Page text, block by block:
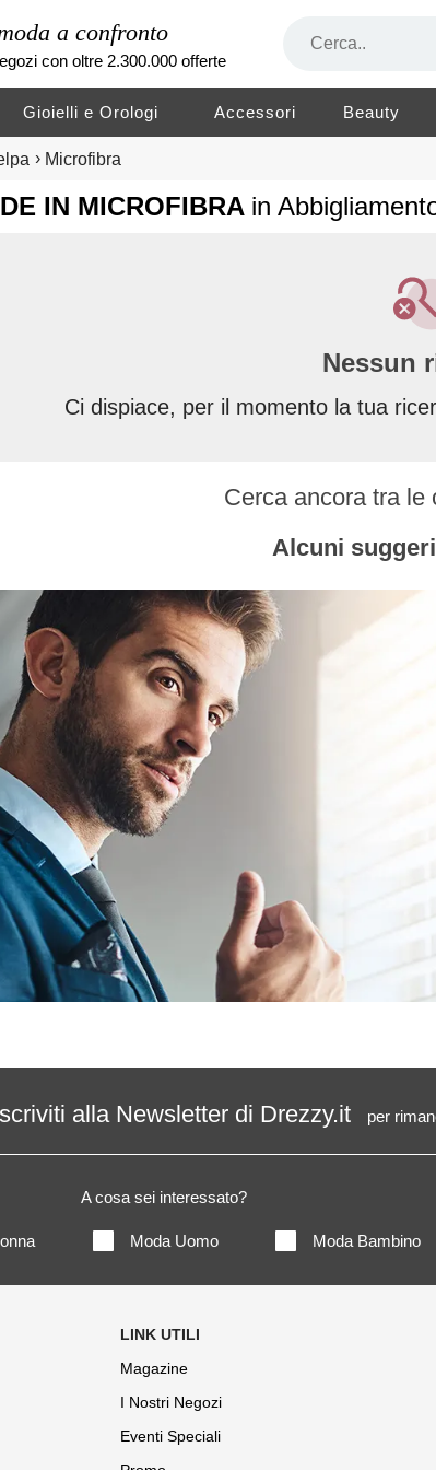
a confronto
con oltre 2.300.000 offerte
Gioielli e Orologi Accessori Beauty
› Microfibra
IN MICROFIBRA in
Nessun
Ci dispiace, per il momento la tua
Cerca ancora tra le
Alcuni
alla Newsletter di Drezzy.it per
A cosa sei interessato?
Moda Uomo Moda Bambino
Magazine
I Nostri Negozi
Eventi Speciali